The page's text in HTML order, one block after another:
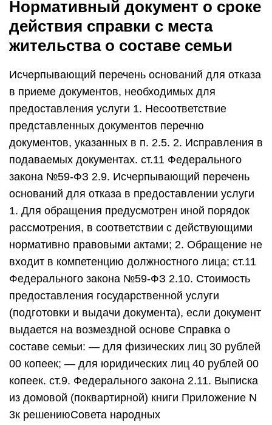
Нормативный документ о сроке
действия справки с места
жительства о составе семьи
Исчерпывающий перечень оснований для отказа
в приеме документов, необходимых для
предоставления услуги 1. Несоответствие
представленных документов перечню
документов, указанных в п. 2.5. 2. Исправления в
подаваемых документах. ст.11 Федерального
закона №59-ФЗ 2.9. Исчерпывающий перечень
оснований для отказа в предоставлении услуги
1. Для обращения предусмотрен иной порядок
рассмотрения, в соответствии с действующими
нормативно правовыми актами; 2. Обращение не
входит в компетенцию должностного лица; ст.11
Федерального закона №59-ФЗ 2.10. Стоимость
предоставления государственной услуги
(подготовки и выдачи документа), если документ
выдается на возмездной основе Справка о
составе семьи: — для физических лиц 30 рублей
00 копеек; — для юридических лиц 40 рублей 00
копеек. ст.9. Федерального закона 2.11. Выписка
из домовой (поквартирной) книги Приложение N
3к решениюСовета народных